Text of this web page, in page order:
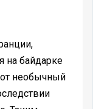
на байдарке
необычный